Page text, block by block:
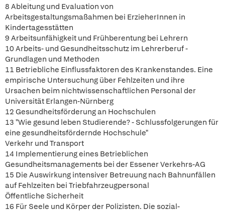
8 Ableitung und Evaluation von
Arbeitsgestaltungsmaßahmen bei ErzieherInnen in
Kindertagesstätten
9 Arbeitsunfähigkeit und Frühberentung bei Lehrern
10 Arbeits- und Gesundheitsschutz im Lehrerberuf -
Grundlagen und Methoden
11 Betriebliche Einflussfaktoren des Krankenstandes. Eine
empirische Untersuchung über Fehlzeiten und ihre
Ursachen beim nichtwissenschaftlichen Personal der
Universität Erlangen-Nürnberg
12 Gesundheitsförderung an Hochschulen
13 "Wie gesund leben Studierende? - Schlussfolgerungen für
eine gesundheitsfördernde Hochschule"
Verkehr und Transport
14 Implementierung eines Betrieblichen
Gesundheitsmanagements bei der Essener Verkehrs-AG
15 Die Auswirkung intensiver Betreuung nach Bahnunfällen
auf Fehlzeiten bei Triebfahrzeugpersonal
Öffentliche Sicherheit
16 Für Seele und Körper der Polizisten. Die sozial-